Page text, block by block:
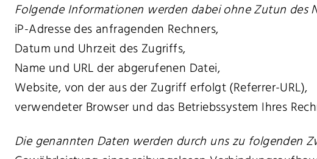
Folgende Informationen werden dabei ohne Zutun des
iP-Adresse des anfragenden Rechners,
Datum und Uhrzeit des Zugriffs,
Name und URL der abgerufenen Datei,
Website, von der aus der Zugriff erfolgt (Referrer-URL),
verwendeter Browser und das Betriebssystem Ihres
Die genannten Daten werden durch uns zu folgenden